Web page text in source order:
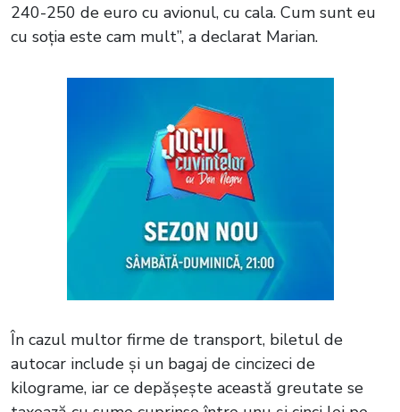
240-250 de euro cu avionul, cu cala. Cum sunt eu
cu soția este cam mult”, a declarat Marian.
În cazul multor firme de transport, biletul de
autocar include și un bagaj de cincizeci de
kilograme, iar ce depășește această greutate se